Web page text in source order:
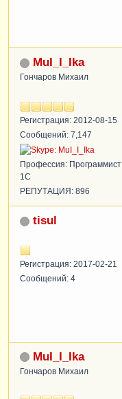
MuI_I_Ika
Гончаров Михаил
Регистрация: 2012-08-15
Сообщений: 7,147
Профессия: Программист
1С
РЕПУТАЦИЯ: 896
tisul
Регистрация: 2017-02-21
Сообщений: 4
MuI_I_Ika
Гончаров Михаил